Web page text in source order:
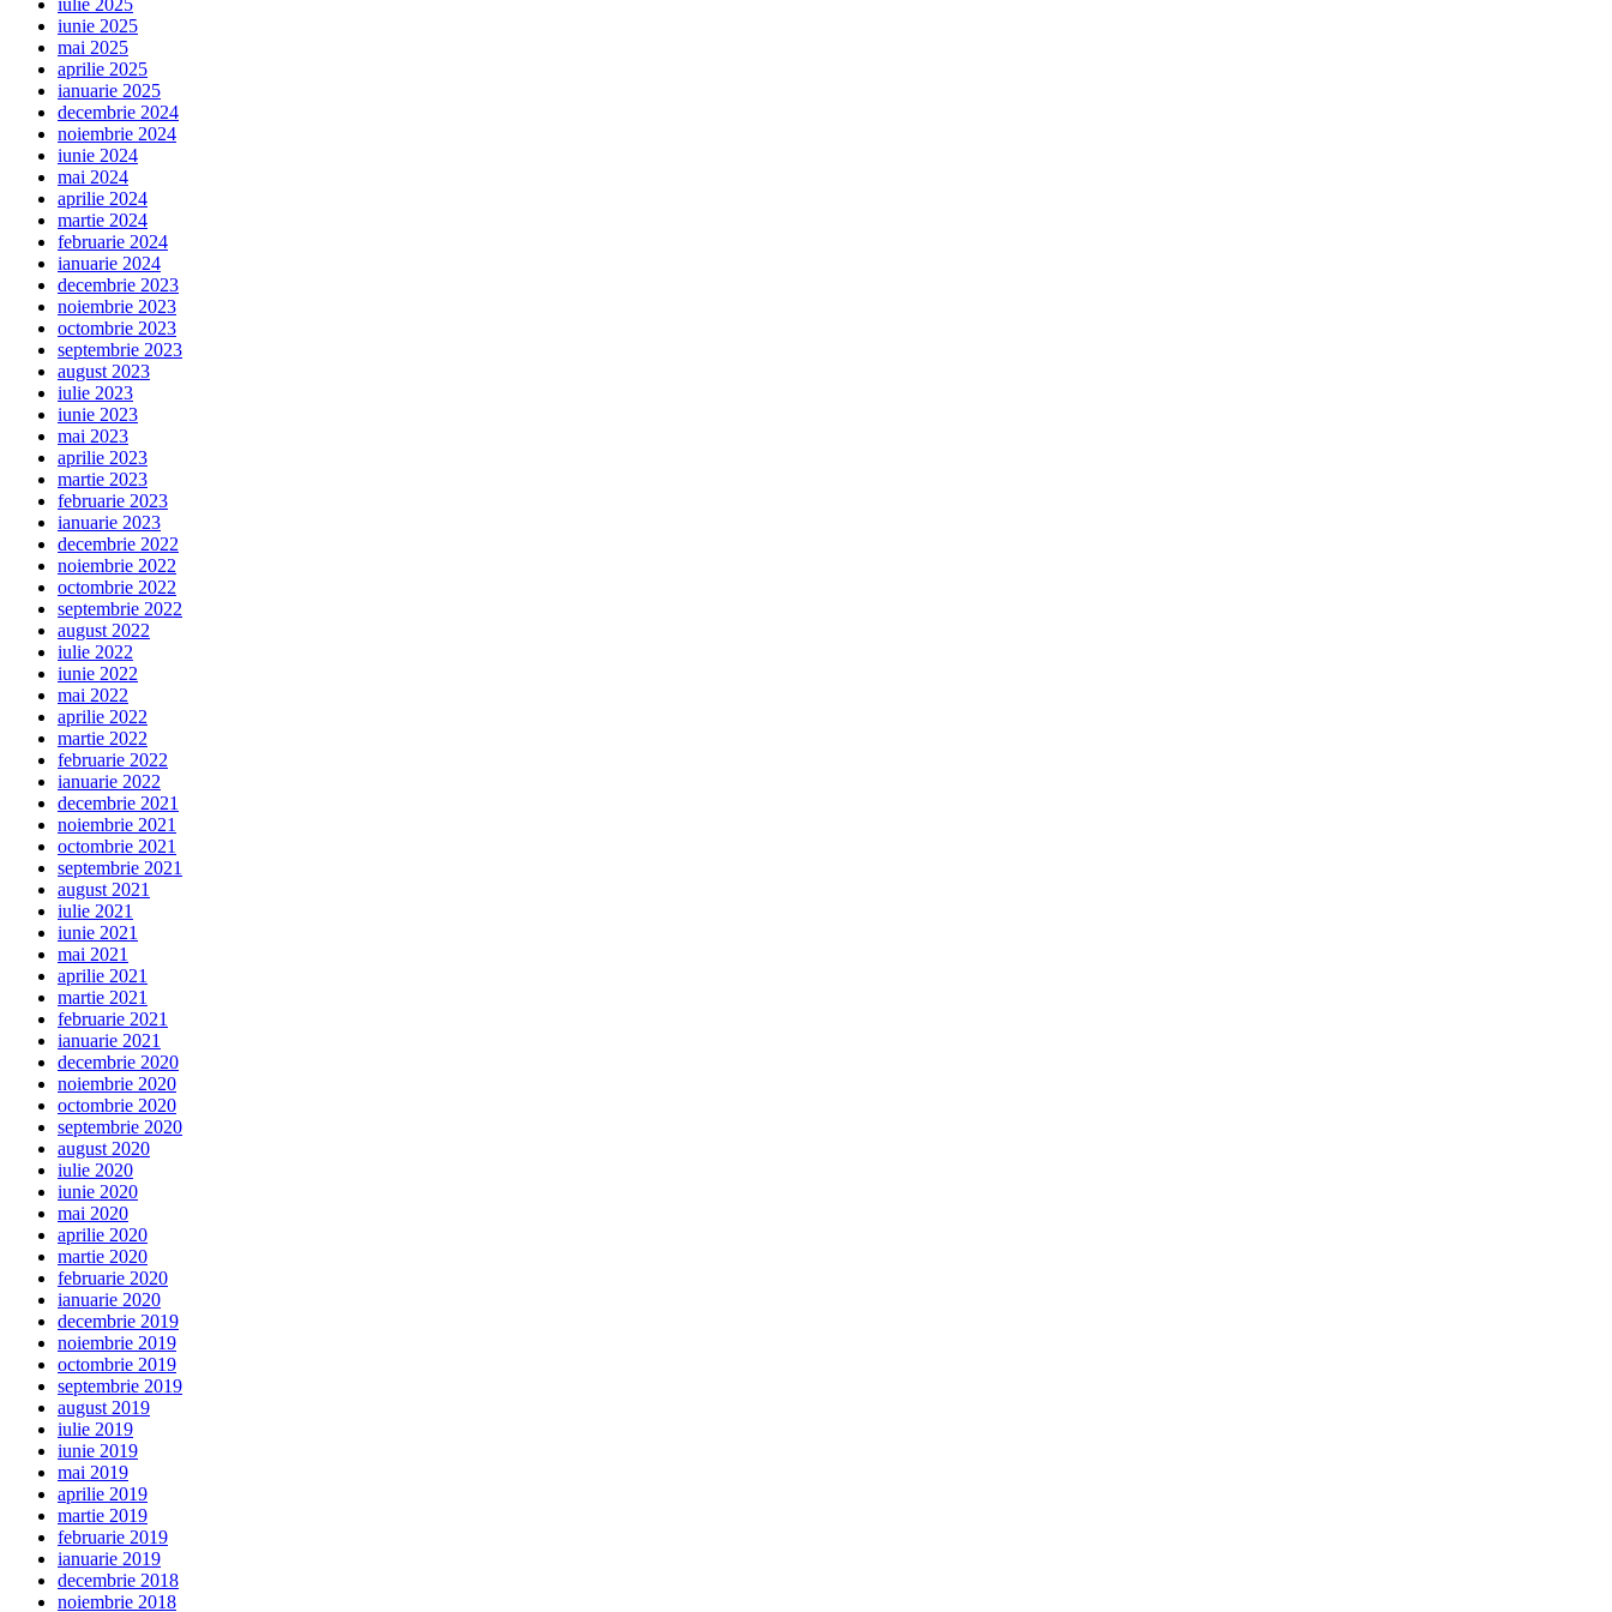
iunie 2025
mai 2025
aprilie 2025
ianuarie 2025
decembrie 2024
noiembrie 2024
iunie 2024
mai 2024
aprilie 2024
martie 2024
februarie 2024
ianuarie 2024
decembrie 2023
noiembrie 2023
octombrie 2023
septembrie 2023
august 2023
iulie 2023
iunie 2023
mai 2023
aprilie 2023
martie 2023
februarie 2023
ianuarie 2023
decembrie 2022
noiembrie 2022
octombrie 2022
septembrie 2022
august 2022
iulie 2022
iunie 2022
mai 2022
aprilie 2022
martie 2022
februarie 2022
ianuarie 2022
decembrie 2021
noiembrie 2021
octombrie 2021
septembrie 2021
august 2021
iulie 2021
iunie 2021
mai 2021
aprilie 2021
martie 2021
februarie 2021
ianuarie 2021
decembrie 2020
noiembrie 2020
octombrie 2020
septembrie 2020
august 2020
iulie 2020
iunie 2020
mai 2020
aprilie 2020
martie 2020
februarie 2020
ianuarie 2020
decembrie 2019
noiembrie 2019
octombrie 2019
septembrie 2019
august 2019
iulie 2019
iunie 2019
mai 2019
aprilie 2019
martie 2019
februarie 2019
ianuarie 2019
decembrie 2018
noiembrie 2018